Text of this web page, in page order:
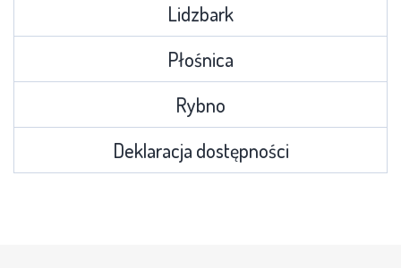
Lidzbark
Płośnica
Rybno
Deklaracja dostępności